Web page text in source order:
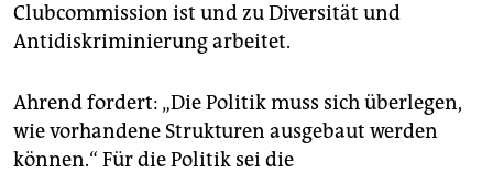
Clubcommission ist und zu Diversität und
Antidiskriminierung arbeitet.
Ahrend fordert: „Die Politik muss sich überlegen,
wie vorhandene Strukturen ausgebaut werden
können.“ Für die Politik sei die